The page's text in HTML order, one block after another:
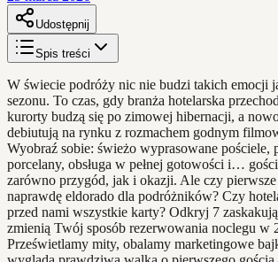
Udostępnij
Spis treści
W świecie podróży nic nie budzi takich emocji
sezonu. To czas, gdy branża hotelarska
kurorty budzą się po zimowej hibernacji, a
debiutują na rynku z rozmachem godnym
Wyobraź sobie: świeżo wyprasowane pościele,
porcelany, obsługa w pełnej gotowości i…
zarówno przygód, jak i okazji. Ale czy
naprawdę eldorado dla podróżników? Czy
przed nami wszystkie karty? Odkryj 7
zmienią Twój sposób rezerwowania noclegu w
Prześwietlamy mity, obalamy marketingowe